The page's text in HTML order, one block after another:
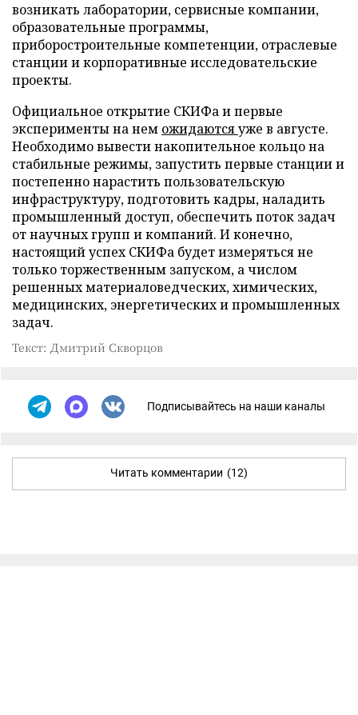
возникать лаборатории, сервисные компании,
образовательные программы,
приборостроительные компетенции, отраслевые
станции и корпоративные исследовательские
проекты.
Официальное открытие СКИФа и первые
эксперименты на нем ожидаютсяуже в августе.
Необходимо вывести накопительное кольцо на
стабильные режимы, запустить первые станции и
постепенно нарастить пользовательскую
инфраструктуру, подготовить кадры, наладить
промышленный доступ, обеспечить поток задач
от научных групп и компаний. И конечно,
настоящий успех СКИФа будет измеряться не
только торжественным запуском, а числом
решенных материаловедческих, химических,
медицинских, энергетических и промышленных
задач.
Текст: Дмитрий Скворцов
Подписывайтесь на наши каналы
Читать комментарии (12)